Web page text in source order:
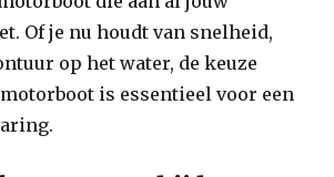
Of je nu houdt van snelheid,
op het water, de keuze
is essentieel voor een